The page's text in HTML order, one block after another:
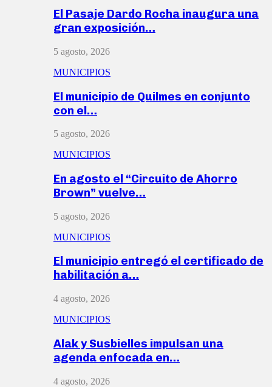
El Pasaje Dardo Rocha inaugura una
gran exposición…
5 agosto, 2026
MUNICIPIOS
El municipio de Quilmes en conjunto
con el…
5 agosto, 2026
MUNICIPIOS
En agosto el “Circuito de Ahorro
Brown” vuelve…
5 agosto, 2026
MUNICIPIOS
El municipio entregó el certificado de
habilitación a…
4 agosto, 2026
MUNICIPIOS
Alak y Susbielles impulsan una
agenda enfocada en…
4 agosto, 2026